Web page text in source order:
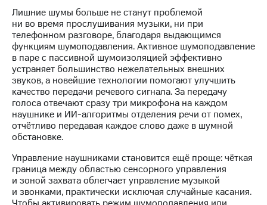
Лишние шумы больше не станут проблемой
ни во время прослушивания музыки, ни при
телефонном разговоре, благодаря выдающимся
функциям шумоподавления. Активное шумоподавление
в паре с пассивной шумоизоляцией эффективно
устраняет большинство нежелательных внешних
звуков, а новейшие технологии помогают улучшить
качество передачи речевого сигнала. За передачу
голоса отвечают сразу три микрофона на каждом
наушнике и ИИ-алгоритмы отделения речи от помех,
отчётливо передавая каждое слово даже в шумной
обстановке.
Управление наушниками становится ещё проще: чёткая
граница между областью сенсорного управления
и зоной захвата облегчает управление музыкой
и звонками, практически исключая случайные касания.